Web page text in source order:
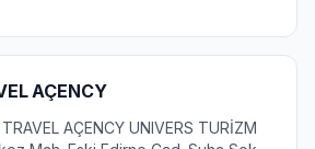
AÇENCY
AÇENCY UNIVERS TURİZM